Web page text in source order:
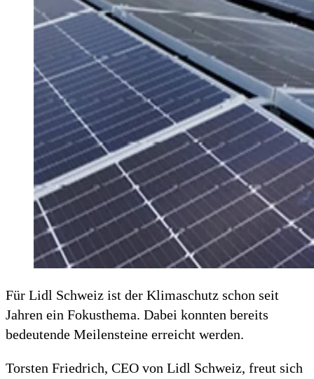
Für Lidl Schweiz ist der Klimaschutz schon seit
Jahren ein Fokusthema. Dabei konnten bereits
bedeutende Meilensteine erreicht werden.
Torsten Friedrich, CEO von Lidl Schweiz, freut sich